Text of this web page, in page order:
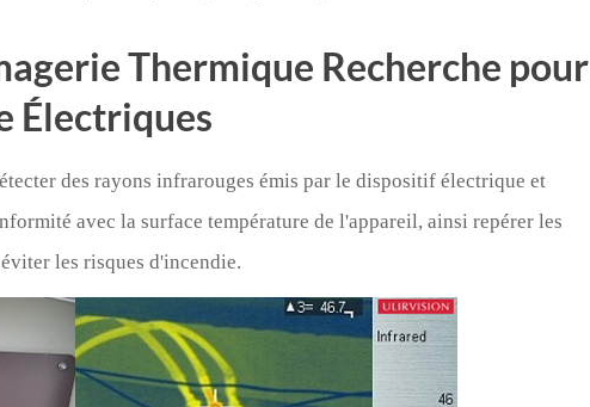
Thermique Recherche pour
Électriques
des rayons infrarouges émis par le dispositif électrique et
avec la surface température de l'appareil, ainsi repérer les
les risques d'incendie.